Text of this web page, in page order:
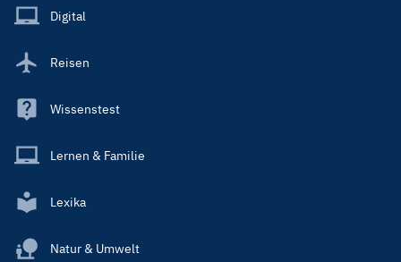
Main
Digital
Reisen
Wissenstest
Lernen & Familie
Lexika
Natur & Umwelt